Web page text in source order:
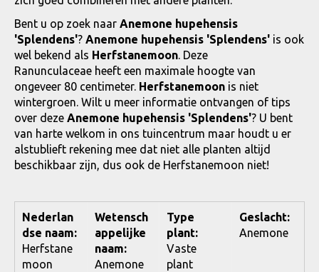
Bent u op zoek naar Anemone hupehensis
'Splendens'? Anemone hupehensis 'Splendens' is ook
wel bekend als Herfstanemoon. Deze
Ranunculaceae heeft een maximale hoogte van
ongeveer 80 centimeter. Herfstanemoon is niet
wintergroen. Wilt u meer informatie ontvangen of tips
over deze Anemone hupehensis 'Splendens'? U bent
van harte welkom in ons tuincentrum maar houdt u er
alstublieft rekening mee dat niet alle planten altijd
beschikbaar zijn, dus ook de Herfstanemoon niet!
Nederlan
dse naam:
Herfstane
moon
Wetensch
appelijke
naam:
Anemone
Type
plant:
Vaste
plant
Geslacht:
Anemone